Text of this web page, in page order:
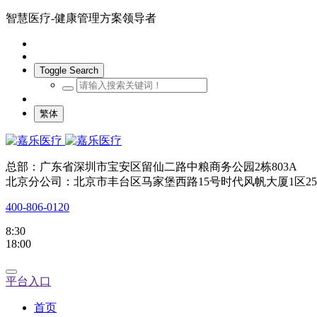
智慧医疗-健康管理方案领导者
Toggle Search
繁体
总部：广东省深圳市宝安区留仙二路中粮商务公园2栋803A
北京分公司：北京市丰台区马家堡西路15号时代风帆大厦1区
400-806-0120
8:30
18:00
平台入口
首页